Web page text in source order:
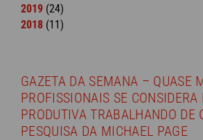
GAZETA DA SEMANA – QUASE
PROFISSIONAIS SE
PRODUTIVA TRABALHANDO DE
PESQUISA DA MICHAEL PAGE
2019 (24)
2018 (11)